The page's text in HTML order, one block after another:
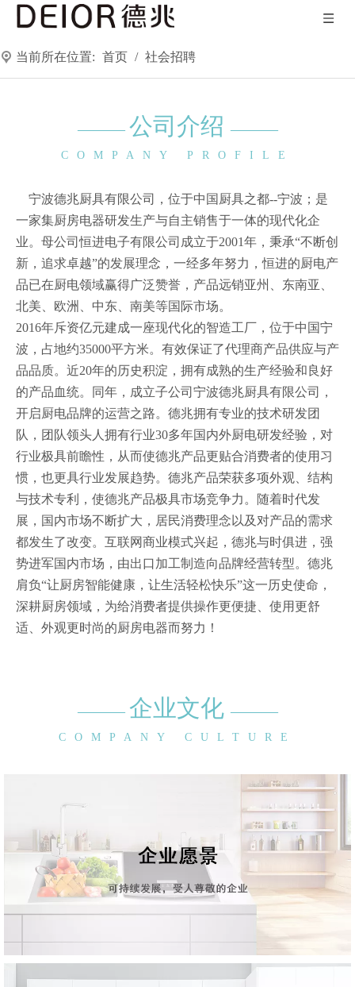
当前所在位置: 首页 / 社会招聘
——— 公司介绍 ———
COMPANY PROFILE
宁波德兆厨具有限公司，位于中国厨具之都--宁波；是
一家集厨房电器研发生产与自主销售于一体的现代化企
业。母公司恒进电子有限公司成立于2001年，秉承“不断创
新，追求卓越”的发展理念，一经多年努力，恒进的厨电产
品已在厨电领域赢得广泛赞誉，产品远销亚州、东南亚、
北美、欧洲、中东、南美等国际市场。
2016年斥资亿元建成一座现代化的智造工厂，位于中国宁
波，占地约35000平方米。有效保证了代理商产品供应与产
品品质。近20年的历史积淀，拥有成熟的生产经验和良好
的产品血统。同年，成立子公司宁波德兆厨具有限公司，
开启厨电品牌的运营之路。德兆拥有专业的技术研发团
队，团队领头人拥有行业30多年国内外厨电研发经验，对
行业极具前瞻性，从而使德兆产品更贴合消费者的使用习
惯，也更具行业发展趋势。德兆产品荣获多项外观、结构
与技术专利，使德兆产品极具市场竞争力。随着时代发
展，国内市场不断扩大，居民消费理念以及对产品的需求
都发生了改变。互联网商业模式兴起，德兆与时俱进，强
势进军国内市场，由出口加工制造向品牌经营转型。德兆
肩负“让厨房智能健康，让生活轻松快乐”这一历史使命，
深耕厨房领域，为给消费者提供操作更便捷、使用更舒
适、外观更时尚的厨房电器而努力！
——— 企业文化 ———
COMPANY CULTURE